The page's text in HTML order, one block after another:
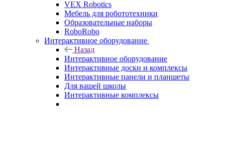
VEX Robotics
Мебель для робототехники
Образовательные наборы
RoboRobo
Интерактивное оборудование
Назад
Интерактивное оборудование
Интерактивные доски и комплексы
Интерактивные панели и планшеты
Для вашей школы
Интерактивные комплексы